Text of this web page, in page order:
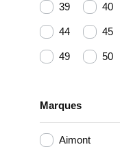
39 40
44 45
49 50
Marques
Aimont